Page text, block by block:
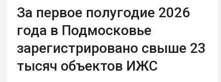
За первое полугодие 2026
года в Подмосковье
зарегистрировано свыше 23
тысяч объектов ИЖС